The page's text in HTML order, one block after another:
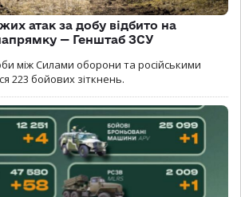
атак за добу відбито на
— Генштаб ЗСУ
між Силами оборони та російськими
223 бойових зіткнень.